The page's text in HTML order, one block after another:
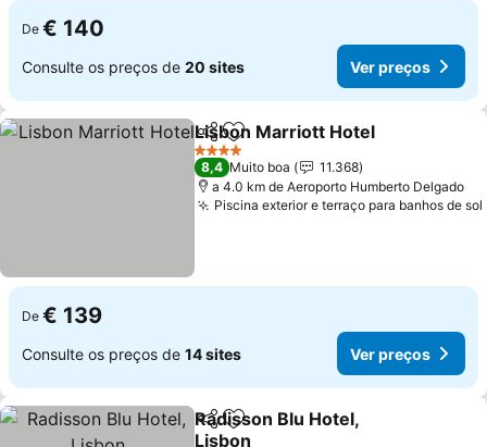
De € 140
Consulte os preços de 20 sites Ver preços
PartilharAdicionar aos favoritos
Lisbon Marriott Hotel
4 Estrelas
8,4 Muito boa
11.368
a 4.0 km de Aeroporto Humberto Delgado
Piscina exterior e terraço para banhos de sol
De € 139
Consulte os preços de 14 sites Ver preços
PartilharAdicionar aos favoritos
Radisson Blu Hotel,
Lisbon